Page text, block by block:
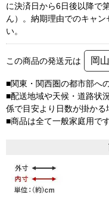
に決済日から6日後以降で
ん）。納期理由でのキャ
い。
この商品の発送元は 岡
■関東・関西圏の都市部へ
■配送地域や天候・道路状
係で目安より日数が掛かる
■商品は全て一般家庭用で